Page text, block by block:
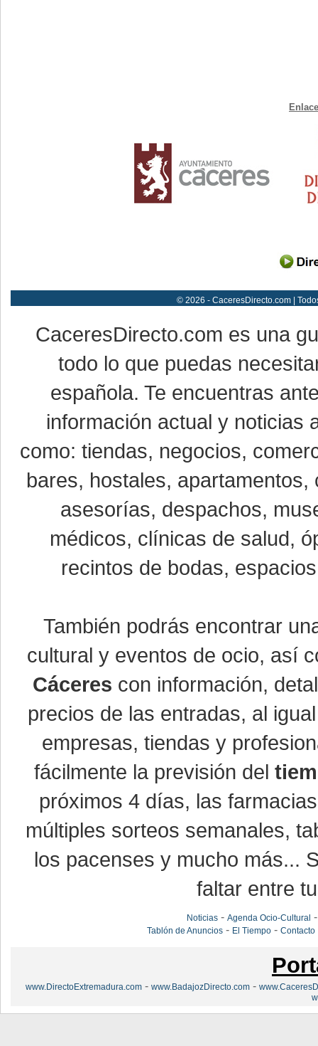
© 2026 - CaceresDirecto.com |
CaceresDirecto.com es una
todo lo que puedas
española. Te encuentras
información actual y noticias
como: tiendas, negocios,
bares, hostales,
asesorías, despachos,
médicos, clínicas de salud,
recintos de bodas,
También podrás encontrar
cultural y eventos de ocio, así
Cáceres con información,
precios de las entradas, al
empresas, tiendas y
fácilmente la previsión del
próximos 4 días, las
múltiples sorteos semanales,
los pacenses y mucho más...
faltar entre
Noticias -Agenda Ocio-Cultural
Tablón de Anuncios - El Tiempo -Contacto
www.DirectoExtremadura.com - www.BadajozDirecto.com -